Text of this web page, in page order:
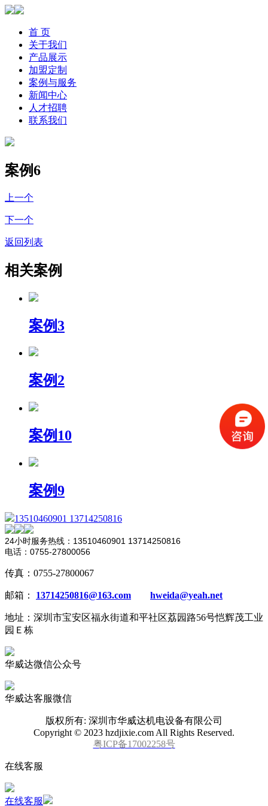
首 页
关于我们
产品展示
加盟定制
案例与服务
新闻中心
人才招聘
联系我们
案例6
上一个
下一个
返回列表
相关案例
案例3
案例2
案例10
案例9
13510460901 13714250816
24小时服务热线：13510460901 13714250816
电话：0755-27800056
传真：0755-27800067
邮箱： 13714250816@163.com hweida@yeah.net
地址：深圳市宝安区福永街道和平社区荔园路56号恺辉茂工业
园Ｅ栋
华威达微信公众号
华威达客服微信
版权所有: 深圳市华威达机电设备有限公司
Copyright © 2023 hzdjixie.com All Rights Reserved.
粤ICP备17002258号
在线客服
在线客服